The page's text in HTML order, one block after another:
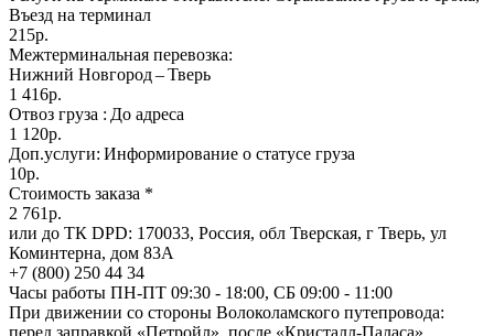
Въезд на терминал
215р.
Межтерминальная перевозка:
Нижний Новгород – Тверь
1 416р.
Отвоз груза : До адреса
1 120р.
Доп.услуги: Информирование о статусе груза
10р.
Стоимость заказа *
2 761р.
или до ТК DPD: 170033, Россия, обл Тверская, г Тверь, ул
Коминтерна, дом 83А
+7 (800) 250 44 34
Часы работы ПН-ПТ 09:30 - 18:00, СБ 09:00 - 11:00
При движении со стороны Волоколамского путепровода:
перед заправкой «Петройл», после «Кристалл-Паласа»